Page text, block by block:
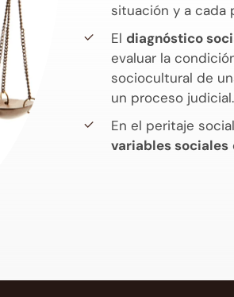
situación y a cada
El diagnóstico
evaluar la
sociocultural de
un proceso judicial.
En el peritaje
variables sociales